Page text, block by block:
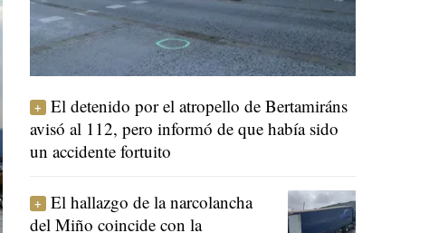
El detenido por el atropello de Bertamiráns
avisó al 112, pero informó de que había sido
un accidente fortuito
El hallazgo de la narcolancha
del Miño coincide con la